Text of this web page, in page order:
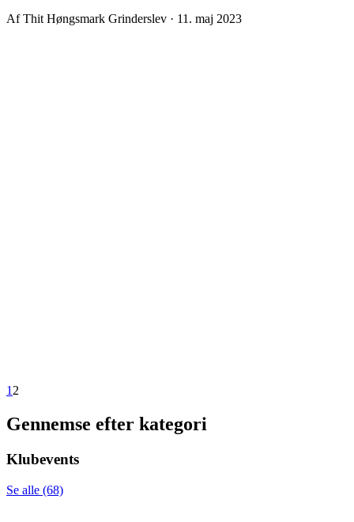
Af Thit Høngsmark Grinderslev · 11. maj 2023
1 2
Gennemse efter kategori
Klubevents
Se alle (68)